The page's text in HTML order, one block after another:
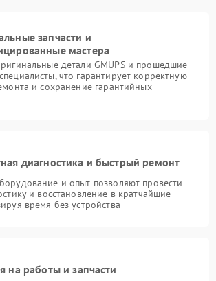
запчасти и
мастера
детали GMUPS и прошедшие
что гарантирует корректную
и сохранение гарантийных
диагностика и быстрый ремонт
и опыт позволяют провести
и восстановление в кратчайшие
время без устройства
на работы и запчасти